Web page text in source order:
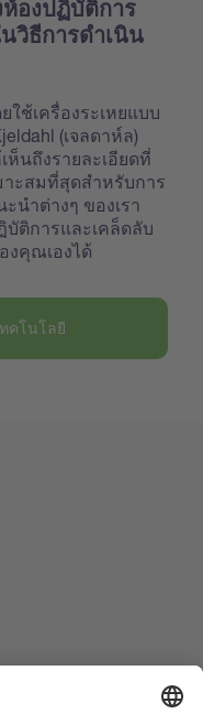
องปฏิบัติการ
วิธีการดำเนิน
ใช้เครื่องระเหยแบบ
(เจลดาห์ล)
นถึงรายละเอียดที่
ะสมที่สุดสำหรับการ
นำต่างๆ ของเรา
ติการและเคล็ดลับ
งคุณเองได้
ทคโนโลยี